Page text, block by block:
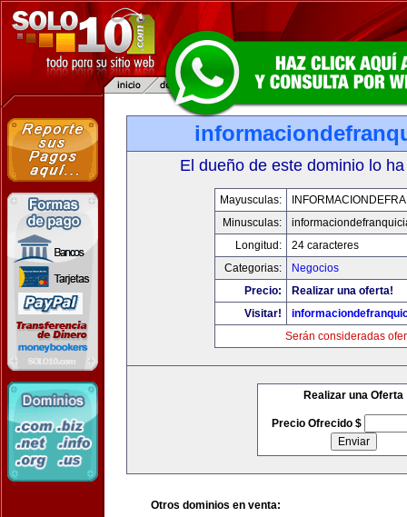
El dueño de este dominio lo
Mayusculas:
Minusculas:
Longitud:
24 caracteres
Categorias:
Negocios
Precio:
Realizar una oferta!
Visitar!
Serán consideradas
Realizar una Oferta
Precio Ofrecido $
Otros dominios en venta: